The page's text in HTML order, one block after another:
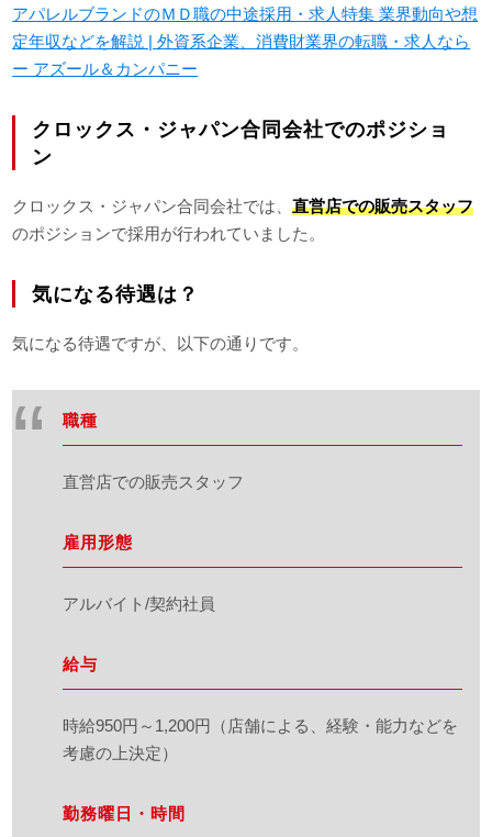
アパレルブランドのＭＤ職の中途採用・求人特集 業界動向や想
定年収などを解説 | 外資系企業、消費財業界の転職・求人なら
ー アズール＆カンパニー
クロックス・ジャパン合同会社でのポジショ
ン
クロックス・ジャパン合同会社では、直営店での販売スタッフ
のポジションで採用が行われていました。
気になる待遇は？
気になる待遇ですが、以下の通りです。
職種
直営店での販売スタッフ
雇用形態
アルバイト/契約社員
給与
時給950円～1,200円（店舗による、経験・能力などを
考慮の上決定）
勤務曜日・時間